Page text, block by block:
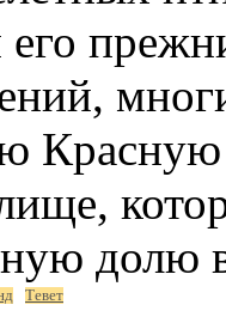
его
долю
Тевет